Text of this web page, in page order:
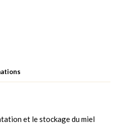
et le stockage du miel